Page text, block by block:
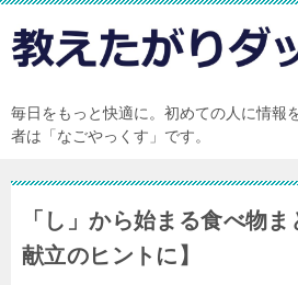
毎日をもっと快適に。初めての人に情報
者は「なごやっくす」です。
「し」から始まる食べ物
献立のヒントに】